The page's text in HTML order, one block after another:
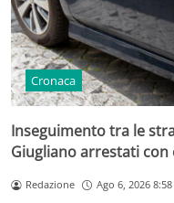
Cronaca
Inseguimento tra le
Giugliano arrestati con
Redazione Ago 6, 2026 8:58